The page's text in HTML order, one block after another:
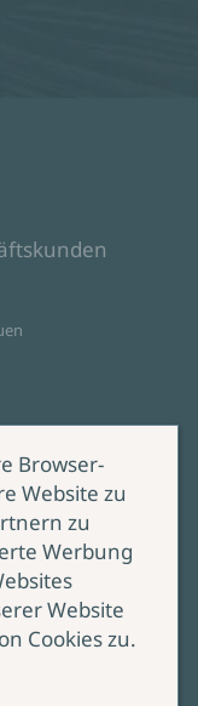
zur Produktsicherheit
sich bitte an
Browser-
Website zu
zu
Werbung
Website
Cookies zu.